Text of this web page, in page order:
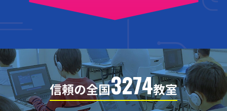
信頼の全国3274教室